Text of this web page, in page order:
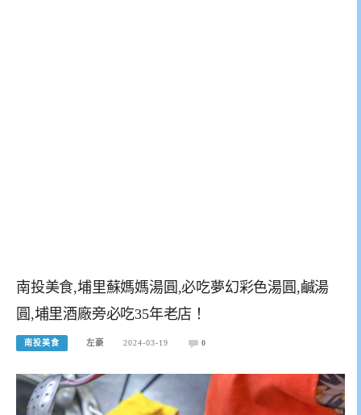
南投美食,埔里蘇媽媽湯圓,必吃夢幻彩色湯圓,鹹湯
圓,埔里酒廠旁必吃35年老店！
南投美食 左豪 2024-03-19 0